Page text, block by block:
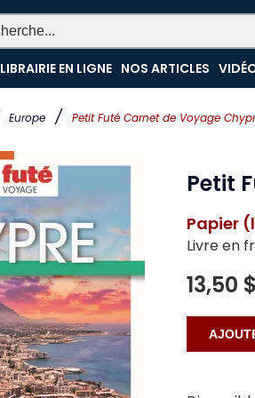
Europe / Petit Futé Carnet de Voyage
LIBRAIRIE EN LIGNE NOS ARTICLES
Petit
Papier
Livre en
13,50 $